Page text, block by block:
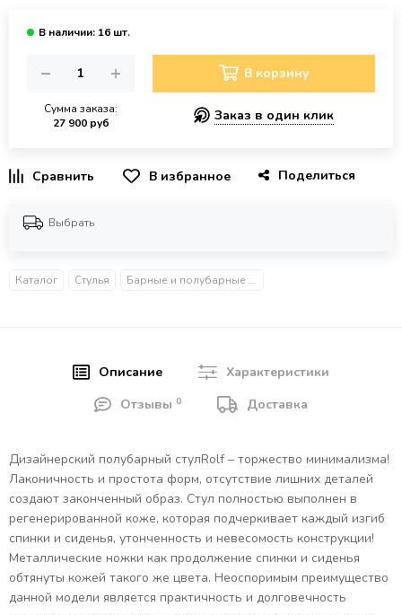
Сумма заказа:
27 900 руб
В корзину
Заказ в один клик
В избранное Поделиться
Выбрать
Каталог Стулья Барные и полубарные стулья
Описание
Характеристики
Отзывы 0 Доставка
Дизайнерский полубарный стулRolf – торжество минимализма!
Лаконичность и простота форм, отсутствие лишних деталей
создают законченный образ. Стул полностью выполнен в
регенерированной коже, которая подчеркивает каждый изгиб
спинки и сиденья, утонченность и невесомость конструкции!
Металлические ножки как продолжение спинки и сиденья
обтянуты кожей такого же цвета. Неоспоримым преимущество
данной модели является практичность и долговечность